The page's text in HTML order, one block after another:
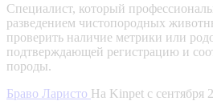
Специалист, который
разведением чистопородных
проверить наличие метрики или
подтверждающей регистрацию и
породы.
Браво Ларисто На Kinpet c сентября